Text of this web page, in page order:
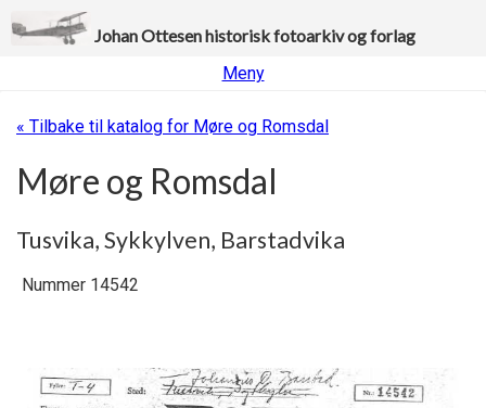
Johan Ottesen historisk fotoarkiv og forlag
Meny
« Tilbake til katalog for Møre og Romsdal
Møre og Romsdal
Tusvika, Sykkylven, Barstadvika
Nummer 14542